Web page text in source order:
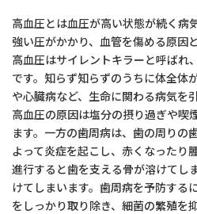
高血圧とは血圧が高い状態が続く病
強い圧がかかり、血管を傷める原因
高血圧はサイレントキラーと呼ばれ
です。知らず知らずのうちに体全体
や心臓病など、生命に関わる病気を
高血圧の原因は塩分の摂り過ぎや喫
ます。一方の歯周病は、歯の周りの
よって炎症を起こし、赤くなったり
進行すると歯を支える骨が溶けてし
けてしまいます。歯周病を予防する
をしっかり取り除き、細菌の繁殖を